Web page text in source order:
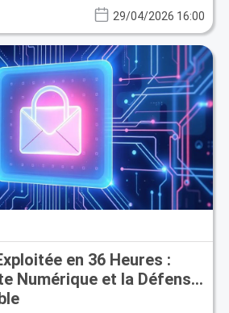
29/04/2026 16:00
en 36 Heures :
Numérique et la Défense